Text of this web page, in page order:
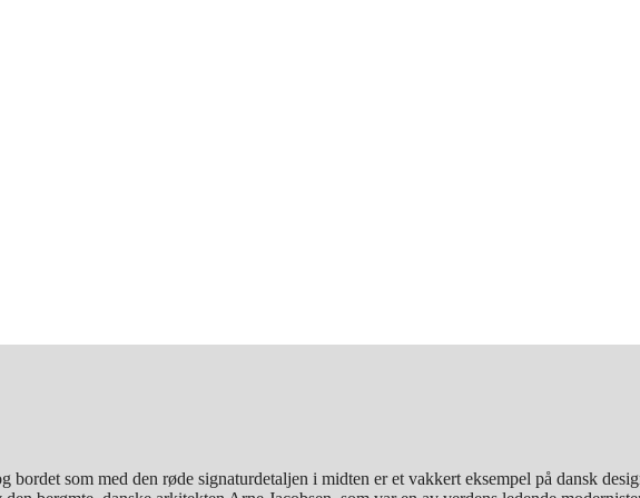
bordet som med den røde signaturdetaljen i midten er et vakkert eksempel på dansk